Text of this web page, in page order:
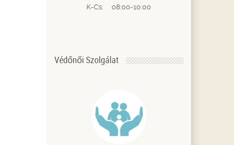
K-Cs: 08:00-10:00
Védőnői Szolgálat